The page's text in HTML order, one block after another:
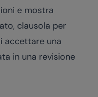
e mostra
clausola per
accettare una
in una revisione